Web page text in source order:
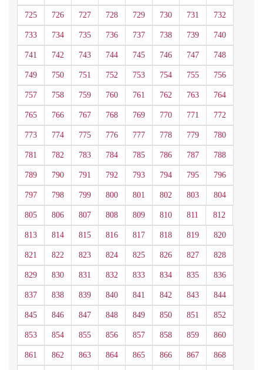
725 726 727 728 729 730 731 732
733 734 735 736 737 738 739 740
741 742 743 744 745 746 747 748
749 750 751 752 753 754 755 756
757 758 759 760 761 762 763 764
765 766 767 768 769 770 771 772
773 774 775 776 777 778 779 780
781 782 783 784 785 786 787 788
789 790 791 792 793 794 795 796
797 798 799 800 801 802 803 804
805 806 807 808 809 810 811 812
813 814 815 816 817 818 819 820
821 822 823 824 825 826 827 828
829 830 831 832 833 834 835 836
837 838 839 840 841 842 843 844
845 846 847 848 849 850 851 852
853 854 855 856 857 858 859 860
861 862 863 864 865 866 867 868